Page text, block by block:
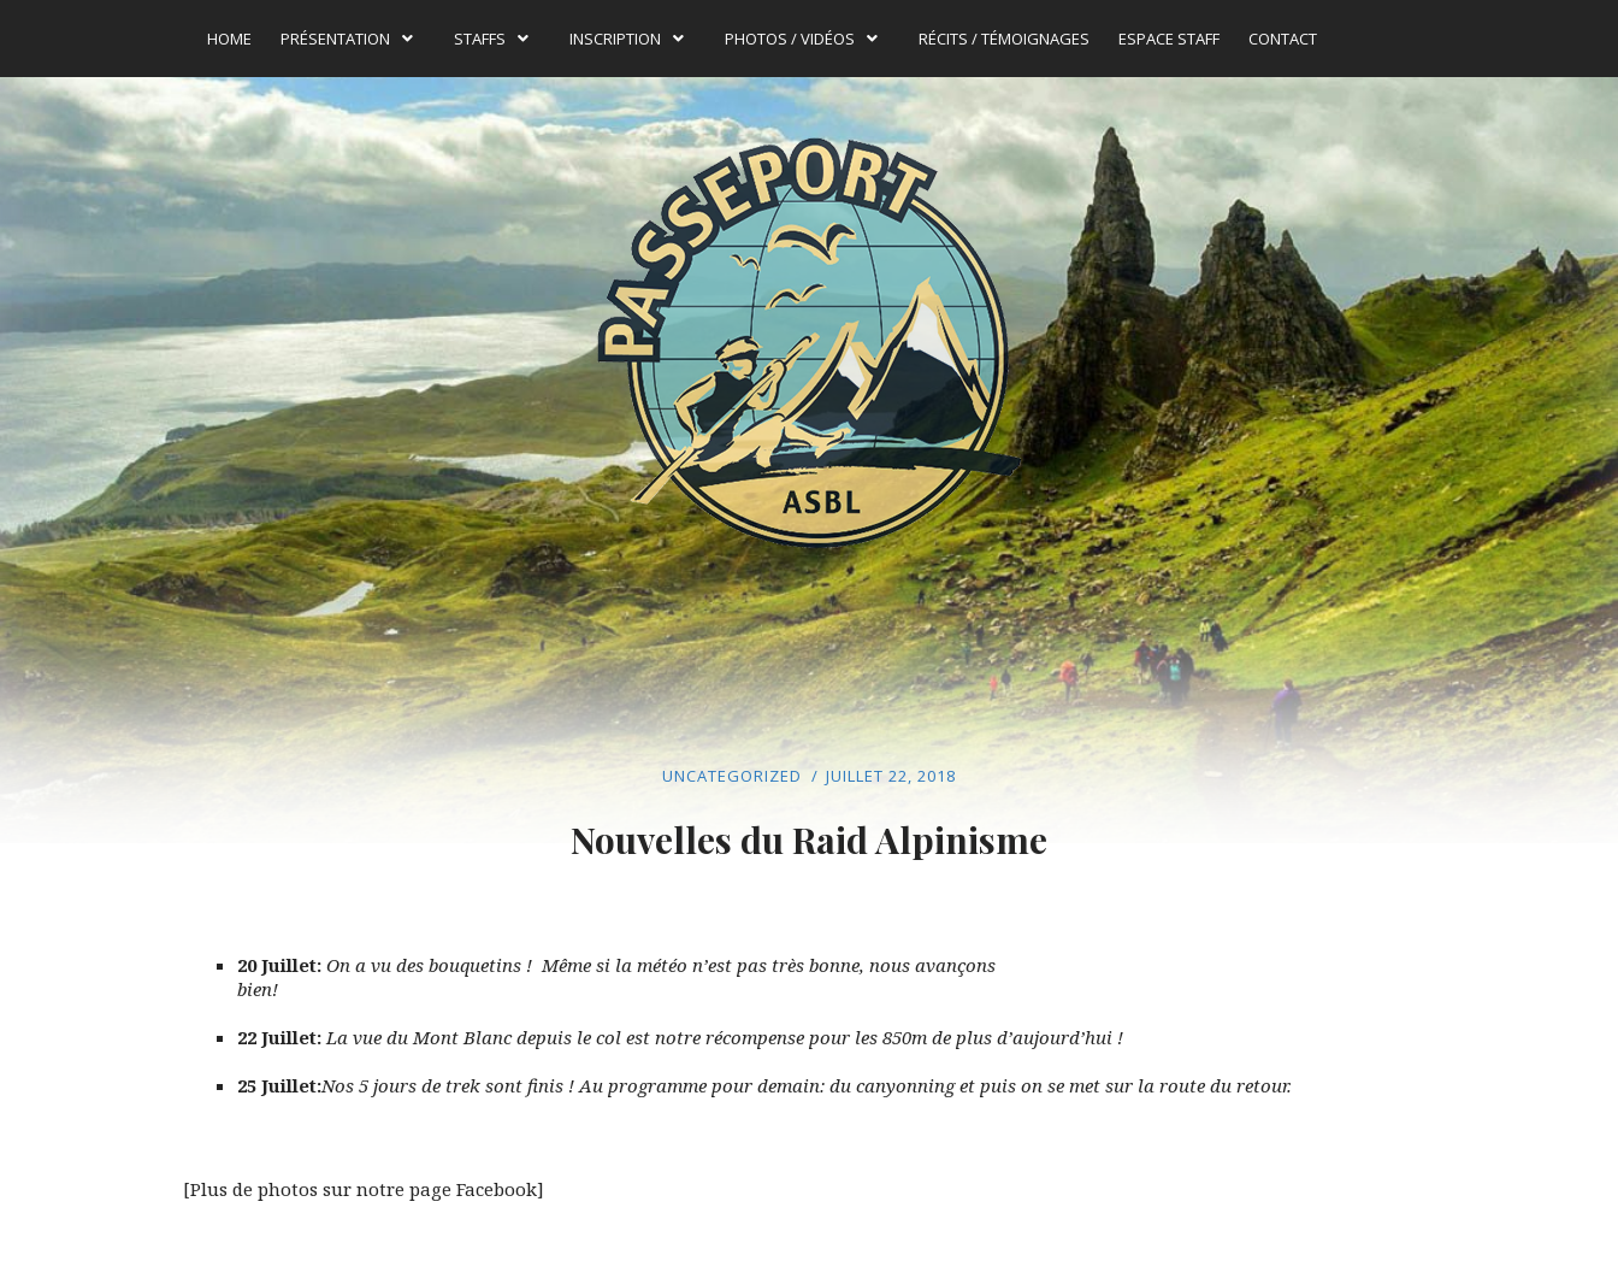
HOME PRÉSENTATION STAFFS INSCRIPTION PHOTOS / VIDÉOS RÉCITS / TÉMOIGNAGES ESPACE STAFF CONTACT
UNCATEGORIZED JUILLET 22, 2018
Nouvelles du Raid Alpinisme
20 Juillet: On a vu des bouquetins !Même si la météo n’est pas très bonne, nous avançons
bien!
22 Juillet:La vue du Mont Blanc depuis le col est notre récompense pour les 850m de plus d’aujourd’hui !
25 Juillet:Nos 5 jours de trek sont finis ! Au programme pour demain: du canyonning et puis on se met sur la route du retour.
[Plus de photos sur notre page Facebook]